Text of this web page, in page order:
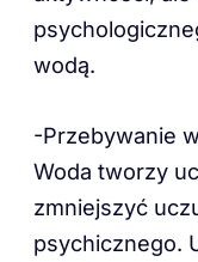
wodą.
-Przebywanie
Woda tworzy
zmniejszyć
psychicznego.